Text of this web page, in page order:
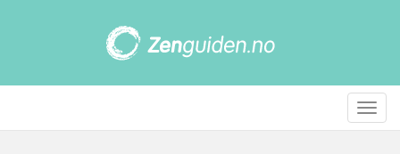
Meny